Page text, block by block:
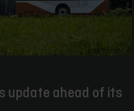
update ahead of its